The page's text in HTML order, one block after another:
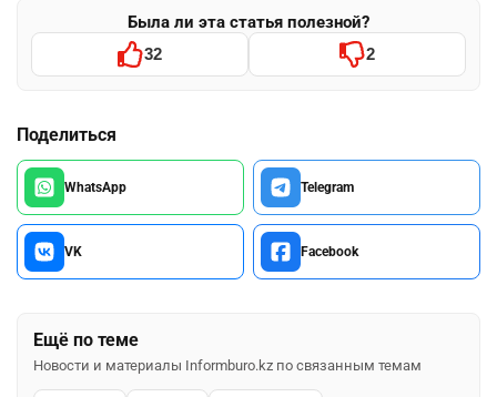
Была ли эта статья полезной?
32 2
Поделиться
WhatsApp Telegram
VK Facebook
Ещё по теме
Новости и материалы Informburo.kz по связанным темам